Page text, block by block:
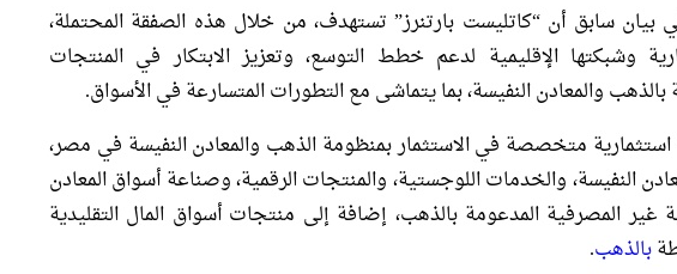
سابق أن “كاتليست بارتنرز” تستهدف، من خلال هذه الصفقة المحتملة،
وشبكتها الإقليمية لدعم خطط التوسع، وتعزيز الابتكار في المنتجات
بالذهب والمعادن النفيسة، بما يتماشى مع التطورات المتسارعة في الأسواق.
استثمارية متخصصة في الاستثمار بمنظومة الذهب والمعادن النفيسة في مصر،
النفيسة، والخدمات اللوجستية، والمنتجات الرقمية، وصناعة أسواق المعادن
غير المصرفية المدعومة بالذهب، إضافة إلى منتجات أسواق المال التقليدية
بالذهب.